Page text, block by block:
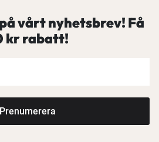
vårt nyhetsbrev! Få
kr rabatt!
Prenumerera